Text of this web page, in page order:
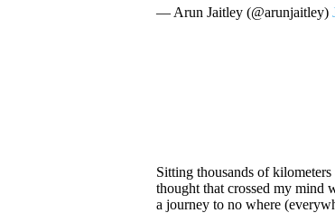
— Arun Jaitley (@arunjaitley)
Sitting thousands of
thought that crossed my mind
a journey to no where